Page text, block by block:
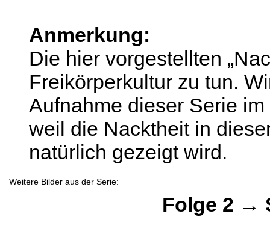
Anmerkung:
Die hier vorgestellten
Freikörperkultur zu tun.
Aufnahme dieser Serie
weil die Nacktheit in
natürlich gezeigt wird.
Weitere Bilder aus der Serie:
Folge 2 →